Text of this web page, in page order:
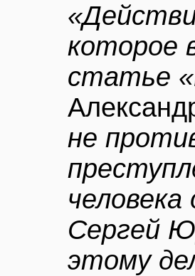
которое
статье
не
Сергей
этому